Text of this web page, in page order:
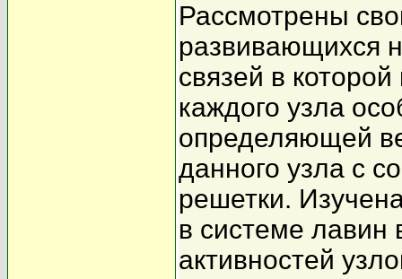
Рассмотрены
развивающихся
связей в
каждого узла
определяющей
данного узла с
решетки.
в системе лавин
активностей